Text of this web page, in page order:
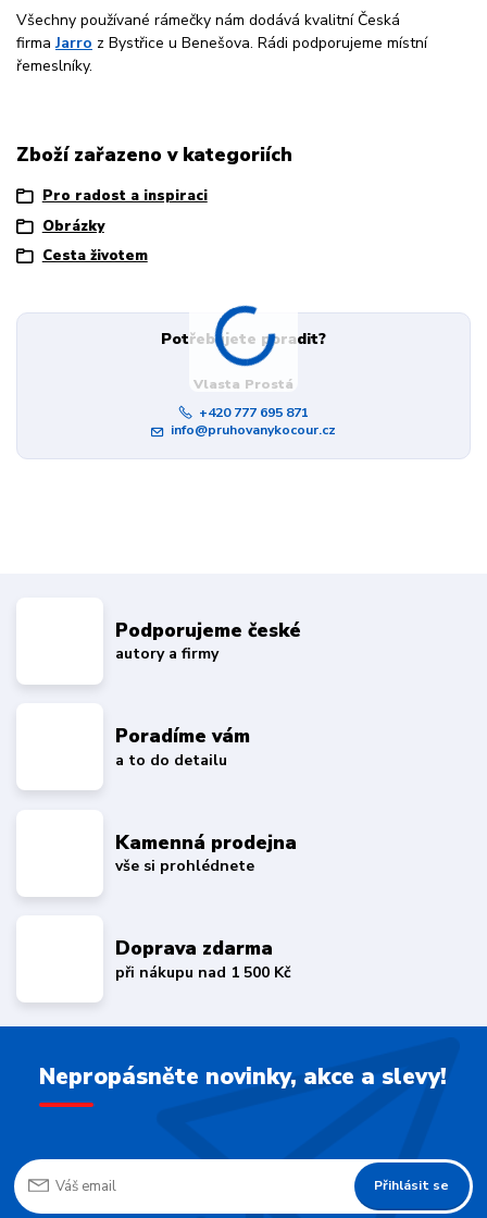
Všechny používané rámečky nám dodává kvalitní Česká
firmaJarro z Bystřice u Benešova. Rádi podporujeme místní
řemeslníky.
Zboží zařazeno v kategoriích
Pro radost a inspiraci
Obrázky
Cesta životem
Potřebujete poradit?
Vlasta Prostá
+420 777 695 871
info@pruhovanykocour.cz
Podporujeme české
autory a firmy
Poradíme vám
a to do detailu
Kamenná prodejna
vše si prohlédnete
Doprava zdarma
při nákupu nad 1 500 Kč
Nepropásněte novinky, akce a slevy!
Přihlásit se